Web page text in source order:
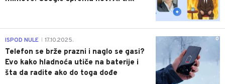
0
ISPOD NULE 17.10.2025.
Telefon se brže prazni i naglo se gasi?
Evo kako hladnoća utiče na baterije i
šta da radite ako do toga dođe